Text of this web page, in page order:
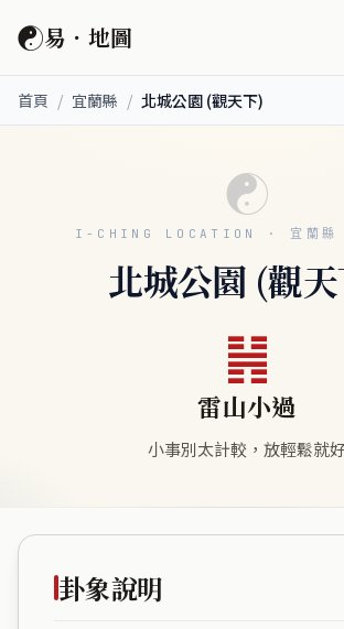
☯易．地圖
首頁 / 宜蘭縣 / 北城公園 (觀天下)
☯
I-CHING LOCATION · 宜蘭縣
北城公園 (觀
䷽
雷山小過
小事別太計較，放輕鬆就
卦象說明